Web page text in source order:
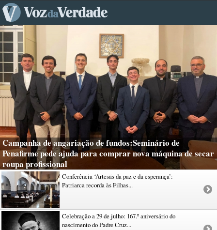
Campanha de angariação de fundos:Seminário de
Penafirme pede ajuda para comprar nova máquina de secar
roupa profissional
Conferência ‘Artesãs da paz e da esperança’:
Patriarca recorda às Filhas...
Celebração a 29 de julho: 167.º aniversário do
nascimento do Padre Cruz...